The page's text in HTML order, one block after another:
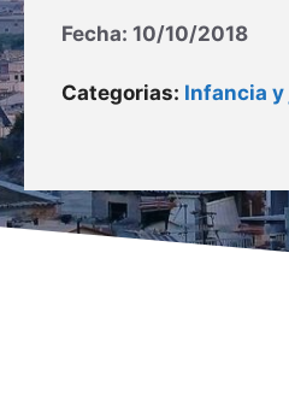
Fecha: 10/10/2018
Categorias: Infancia